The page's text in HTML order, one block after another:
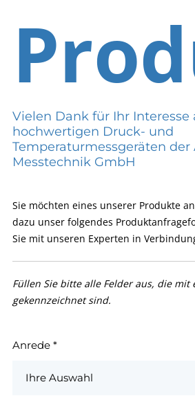
Vielen Dank für Ihr Interesse
hochwertigen Druck- und
Temperaturmessgeräten der
Messtechnik GmbH
Sie möchten eines unserer Produkte
dazu unser folgendes
Sie mit unseren Experten in
Füllen Sie bitte alle Felder aus, die mit
gekennzeichnet sind.
Anrede *